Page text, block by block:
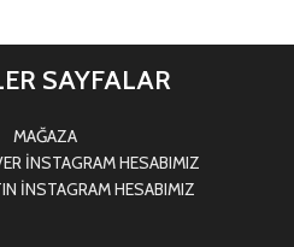
SAYFALAR
MAĞAZA
İNSTAGRAM HESABIMIZ
İNSTAGRAM HESABIMIZ